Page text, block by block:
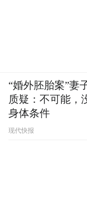
“婚外胚胎案”妻
质疑：不可能，
身体条件
现代快报